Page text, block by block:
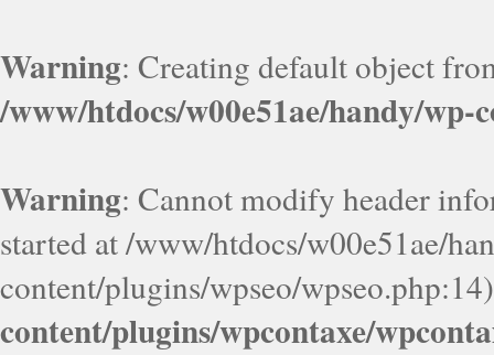
Warning: Creating default object
/www/htdocs/w00e51ae/handy/wp-
Warning: Cannot modify header
started at /www/htdocs/w00e51ae/
content/plugins/wpseo/
content/plugins/wpcontaxe/